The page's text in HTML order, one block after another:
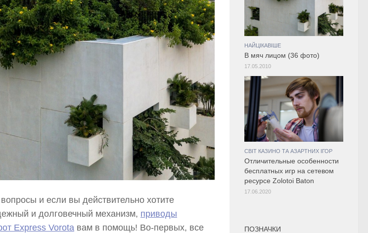
и если вы действительно хотите
и долговечный механизм, приводы
Express Vorota вам в помощь! Во-первых, все
НАЙЦІКАВІШЕ
В мяч лицом (36 фото)
17.05.2010
СВІТ КАЗИНО ТА АЗАРТНИХ ІГОР
Отличительные особенности
бесплатных игр на сетевом
ресурсе Zolotoi Baton
17.06.2020
ПОЗНАЧКИ